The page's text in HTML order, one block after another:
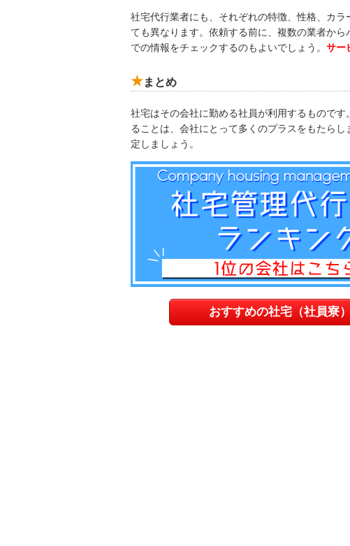
社宅代行業者にも、それぞれの特徴、性格、カ
ても異なります。依頼する前に、複数の業者か
での情報をチェックするのもよいでしょう。サー
まとめ
社宅はその会社に勤める社員が利用するもので
ることは、会社にとって多くのプラスをもたら
定しましょう。
おすすめの社宅（社員寮